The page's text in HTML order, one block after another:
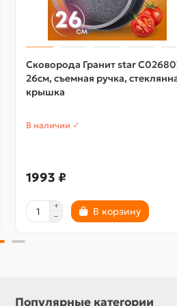
Сковорода Гранит star
26см, съемная ручка,
крышка
В наличии ✓
1993 ₽
В корзину
Популярные категории